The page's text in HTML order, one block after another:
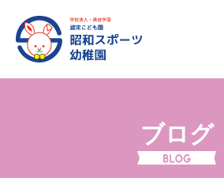
ブログ